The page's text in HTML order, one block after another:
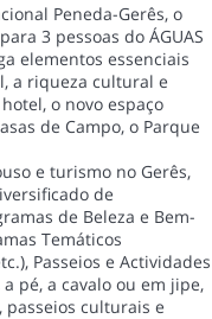
Peneda-Gerês, o
3 pessoas do ÁGUAS
elementos essenciais
a riqueza cultural e
o novo espaço
de Campo, o Parque
e turismo no Gerês,
de
de Beleza e Bem-
Temáticos
Passeios e Actividades
pé, a cavalo ou em jipe,
culturais e